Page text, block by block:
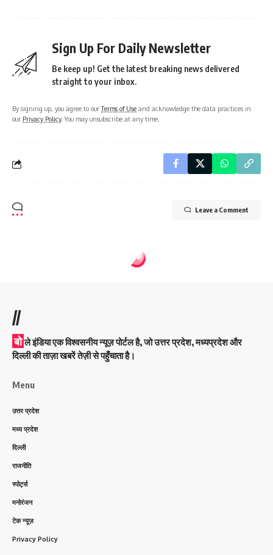
Sign Up For Daily Newsletter
Be keep up! Get the latest breaking news delivered
straight to your inbox.
By signing up, you agree to ourTerms of Use and acknowledge the data practices in
our Privacy Policy. You may unsubscribe at any time.
Leave a Comment
//
बो ले इंडिया एक विश्वसनीय न्यूज़ पोर्टल है, जो उत्तर प्रदेश, मध्यप्रदेश और
दिल्ली की ताज़ा खबरें तेज़ी से पहुँचाता है।
Menu
उत्तर प्रदेश
मध्य प्रदेश
दिल्ली
राजनीति
स्पोर्ट्स
मनोरंजन
टेक न्यूज़
Privacy Policy